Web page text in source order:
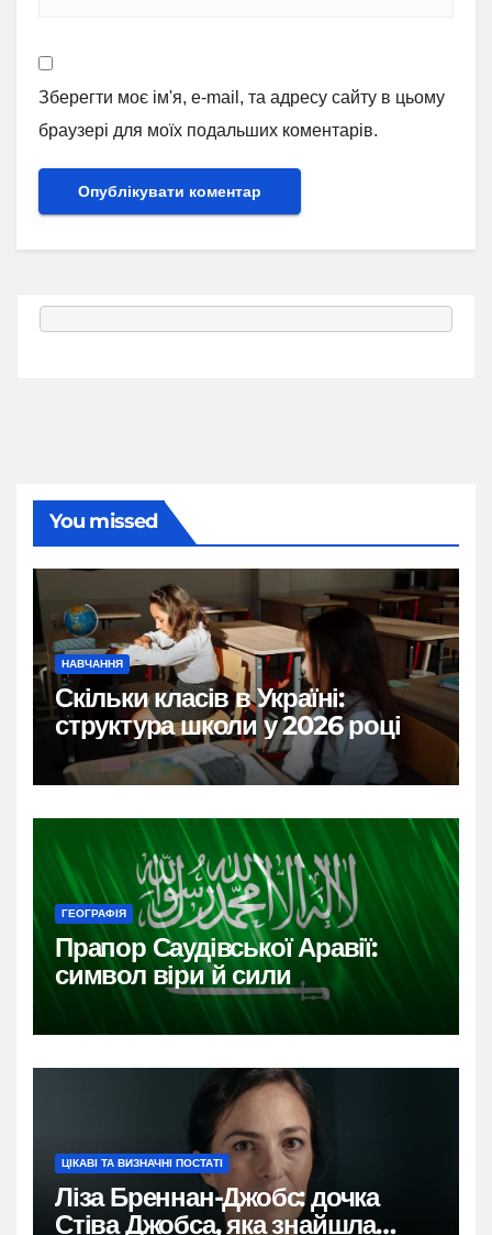
Зберегти моє ім'я, e-mail, та адресу сайту в цьому
браузері для моїх подальших коментарів.
You missed
НАВЧАННЯ
Скільки класів в Україні:
структура школи у 2026 році
ГЕОГРАФІЯ
Прапор Саудівської Аравії:
символ віри й сили
ЦІКАВІ ТА ВИЗНАЧНІ ПОСТАТІ
Ліза Бреннан-Джобс: дочка
Стіва Джобса, яка знайшла